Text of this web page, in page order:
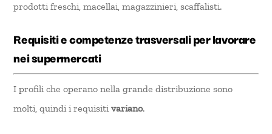
prodotti freschi, macellai, magazzinieri, scaffalisti.
Requisiti e competenze trasversali per lavorare
nei supermercati
I profili che operano nella grande distribuzione sono
molti, quindi i requisitivariano.